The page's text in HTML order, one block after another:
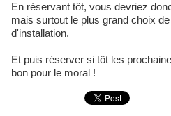
En réservant tôt, vous devriez
mais surtout le plus grand choix
d'installation.
Et puis réserver si tôt les
bon pour le moral !